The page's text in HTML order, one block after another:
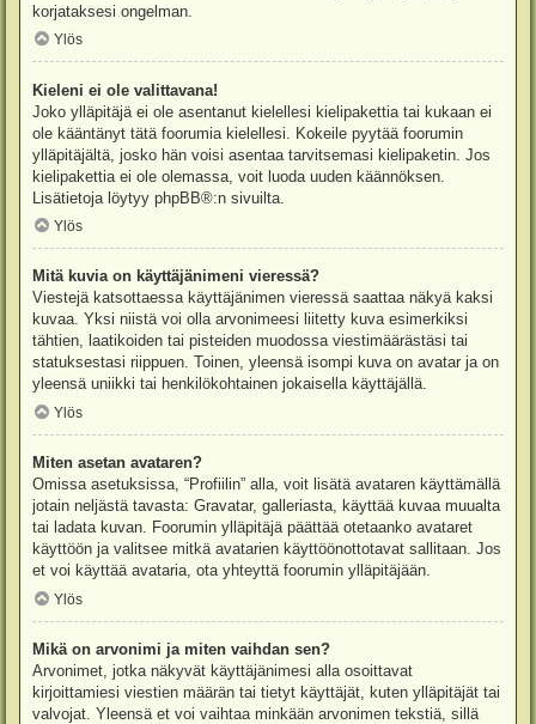
korjataksesi ongelman.
Ylös
Kieleni ei ole valittavana!
Joko ylläpitäjä ei ole asentanut kielellesi kielipakettia tai kukaan ei
ole kääntänyt tätä foorumia kielellesi. Kokeile pyytää foorumin
ylläpitäjältä, josko hän voisi asentaa tarvitsemasi kielipaketin. Jos
kielipakettia ei ole olemassa, voit luoda uuden käännöksen.
Lisätietoja löytyy phpBB®:n sivuilta.
Ylös
Mitä kuvia on käyttäjänimeni vieressä?
Viestejä katsottaessa käyttäjänimen vieressä saattaa näkyä kaksi
kuvaa. Yksi niistä voi olla arvonimeesi liitetty kuva esimerkiksi
tähtien, laatikoiden tai pisteiden muodossa viestimäärästäsi tai
statuksestasi riippuen. Toinen, yleensä isompi kuva on avatar ja on
yleensä uniikki tai henkilökohtainen jokaisella käyttäjällä.
Ylös
Miten asetan avataren?
Omissa asetuksissa, “Profiilin” alla, voit lisätä avataren käyttämällä
jotain neljästä tavasta: Gravatar, galleriasta, käyttää kuvaa muualta
tai ladata kuvan. Foorumin ylläpitäjä päättää otetaanko avataret
käyttöön ja valitsee mitkä avatarien käyttöönottotavat sallitaan. Jos
et voi käyttää avataria, ota yhteyttä foorumin ylläpitäjään.
Ylös
Mikä on arvonimi ja miten vaihdan sen?
Arvonimet, jotka näkyvät käyttäjänimesi alla osoittavat
kirjoittamiesi viestien määrän tai tietyt käyttäjät, kuten ylläpitäjät tai
valvojat. Yleensä et voi vaihtaa minkään arvonimen tekstiä, sillä